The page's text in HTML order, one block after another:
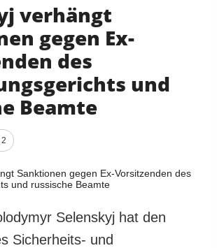
verhängt
gegen Ex-
des
und
Beamte
Selenskyj hat den
Sicherheits- und